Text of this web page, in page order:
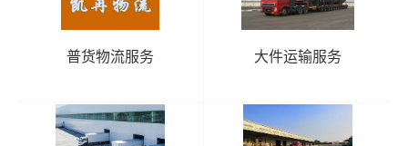
普货物流服务 大件运输服务